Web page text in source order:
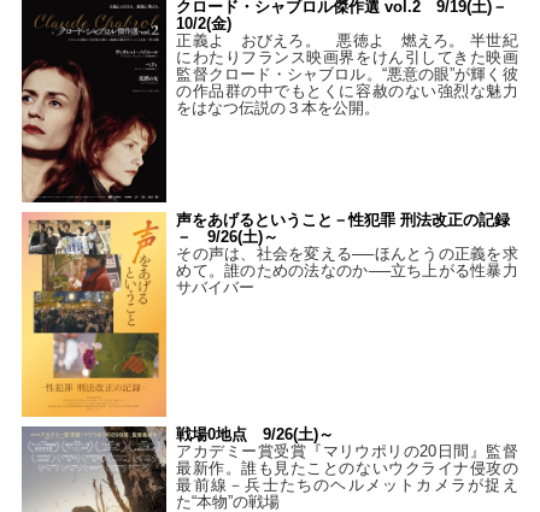
クロード・シャブロル傑作選 vol.2 9/19(土)－
10/2(金)
正義よ おびえろ。 悪徳よ 燃えろ。 半世紀
にわたりフランス映画界をけん引してきた映画
監督クロード・シャブロル。“悪意の眼”が輝く彼
の作品群の中でもとくに容赦のない強烈な魅力
をはなつ伝説の３本を公開。
声をあげるということ－性犯罪 刑法改正の記録
－ 9/26(土)～
その声は、社会を変える──ほんとうの正義を求
めて。誰のための法なのか──立ち上がる性暴力
サバイバー
戦場0地点 9/26(土)～
アカデミー賞受賞『マリウポリの20日間』監督
最新作。誰も見たことのないウクライナ侵攻の
最前線－兵士たちのヘルメットカメラが捉え
た“本物”の戦場